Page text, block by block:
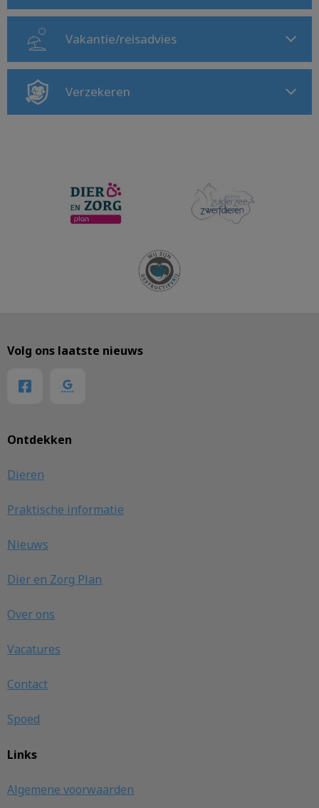
Vakantie/reisadvies
Verzekeren
Ontdekken
Dieren
Praktische informatie
Nieuws
Dier en Zorg Plan
Over ons
Vacatures
Contact
Spoed
Links
Algemene voorwaarden
Volg ons laatste nieuws